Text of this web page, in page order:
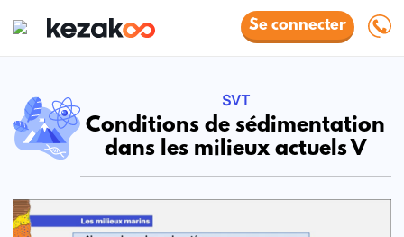
Se connecter
SVT
Conditions de sédimentation
dans les milieux actuels V